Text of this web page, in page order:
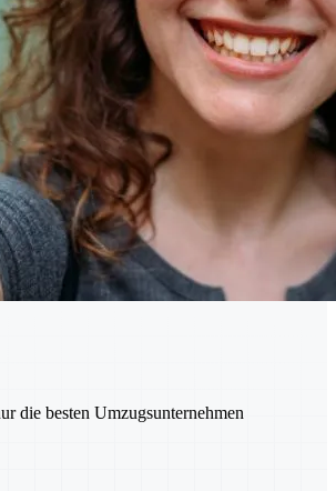
die besten Umzugsunternehmen